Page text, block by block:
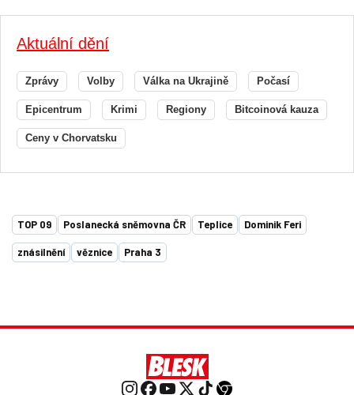
Aktuální dění
Zprávy Volby Válka na Ukrajině Počasí
Epicentrum Krimi Regiony Bitcoinová kauza
Ceny v Chorvatsku
TOP 09 Poslanecká sněmovna ČR Teplice Dominik Feri
znásilnění věznice Praha 3